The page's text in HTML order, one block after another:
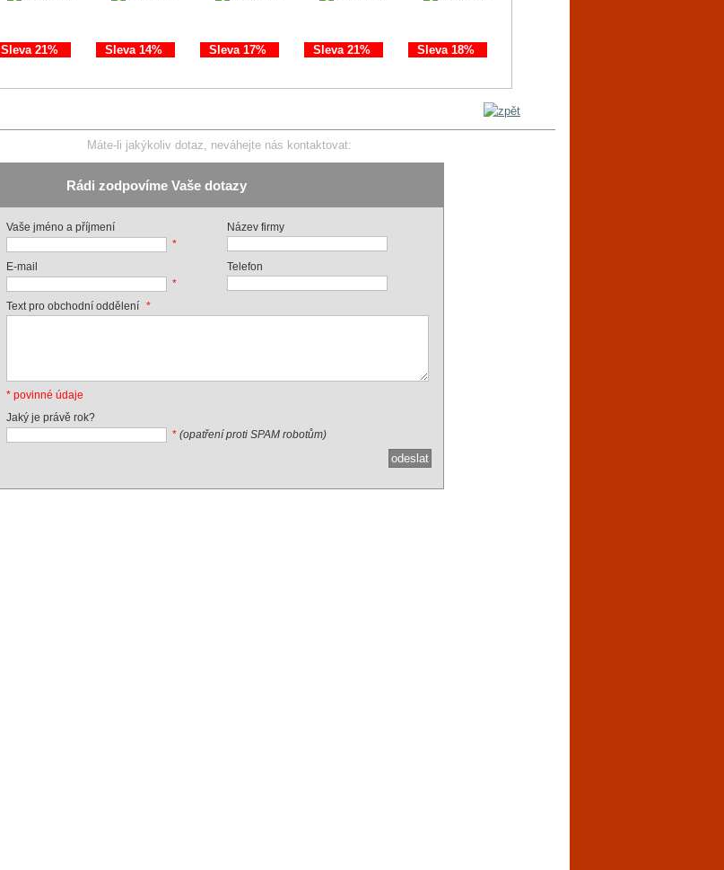
Sleva 21% Sleva 14% Sleva 17% Sleva 21% Sleva 18%
Máte-li jakýkoliv dotaz, neváhejte nás kontaktovat:
Rádi zodpovíme Vaše dotazy
Vaše jméno a příjmení
*
Název firmy
E-mail
*
Telefon
Text pro obchodní oddělení *
* povinné údaje
Jaký je právě rok?
* (opatření proti SPAM robotům)